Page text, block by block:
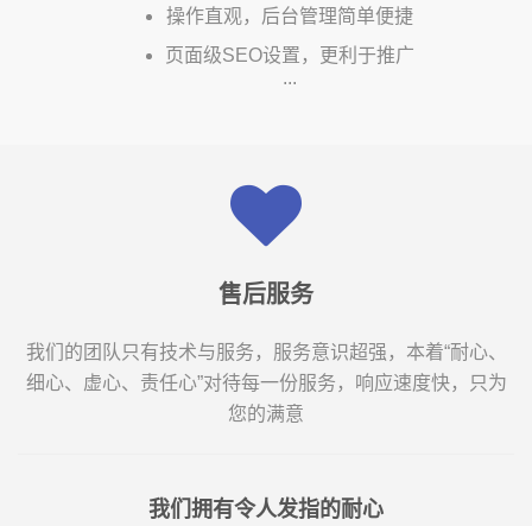
操作直观，后台管理简单便捷
页面级SEO设置，更利于推广
...
售后服务
我们的团队只有技术与服务，服务意识超强，本着“耐心、
细心、虚心、责任心”对待每一份服务，响应速度快，只为
您的满意
我们拥有令人发指的耐心